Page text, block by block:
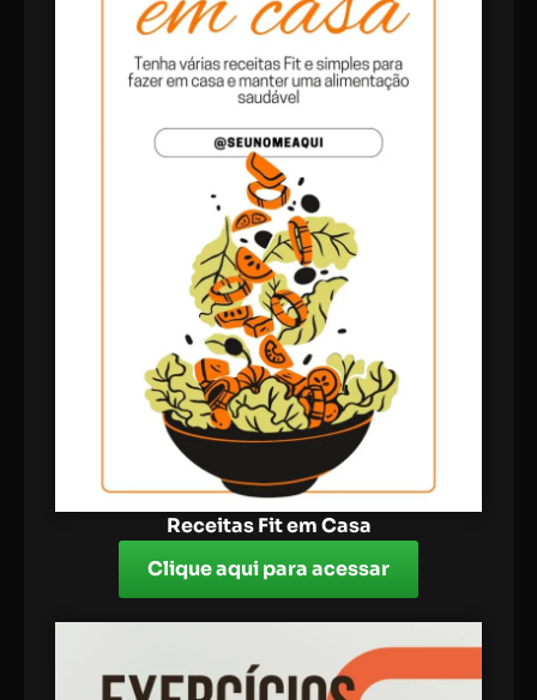
Receitas Fit em Casa
Clique aqui para acessar